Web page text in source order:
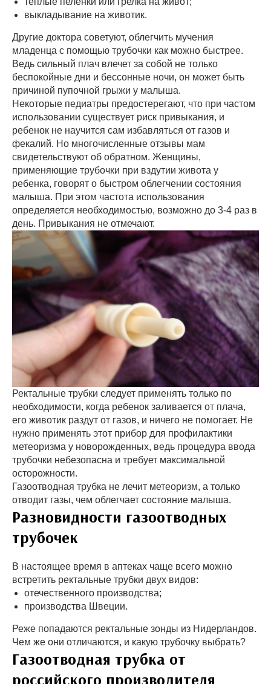
выкладывание на животик.
Другие доктора советуют, облегчить мучения
младенца с помощью трубочки как можно быстрее.
Ведь сильный плач влечет за собой не только
беспокойные дни и бессонные ночи, он может быть
причиной пупочной грыжи у малыша.
Некоторые педиатры предостерегают, что при частом
использовании существует риск привыкания, и
ребенок не научится сам избавляться от газов и
фекалий. Но многочисленные отзывы мам
свидетельствуют об обратном. Женщины,
применяющие трубочки при вздутии живота у
ребенка, говорят о быстром облегчении состояния
малыша. При этом частота использования
определяется необходимостью, возможно до 3-4 раз в
день. Привыкания не отмечают.
Ректальные трубки следует применять только по
необходимости, когда ребенок заливается от плача,
его животик раздут от газов, и ничего не помогает. Не
нужно применять этот прибор для профилактики
метеоризма у новорожденных, ведь процедура ввода
трубочки небезопасна и требует максимальной
осторожности.
Газоотводная трубка не лечит метеоризм, а только
отводит газы, чем облегчает состояние малыша.
Разновидности газоотводных
трубочек
В настоящее время в аптеках чаще всего можно
встретить ректальные трубки двух видов:
отечественного производства;
производства Швеции.
Реже попадаются ректальные зонды из Нидерландов.
Чем же они отличаются, и какую трубочку выбрать?
Газоотводная трубка от
российского производителя